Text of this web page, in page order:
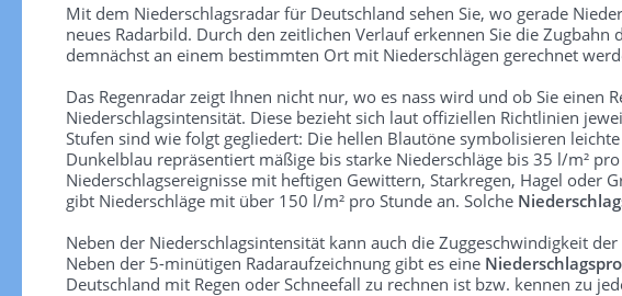
Mit dem Niederschlagsradar für Deutschland sehen Sie, wo gerade
neues Radarbild. Durch den zeitlichen Verlauf erkennen Sie die
demnächst an einem bestimmten Ort mit Niederschlägen gerechnet
Das Regenradar zeigt Ihnen nicht nur, wo es nass wird und ob Sie
Niederschlagsintensität. Diese bezieht sich laut offiziellen Richtlinien
Stufen sind wie folgt gegliedert: Die hellen Blautöne symbolisieren
Dunkelblau repräsentiert mäßige bis starke Niederschläge bis 35 l/m²
Niederschlagsereignisse mit heftigen Gewittern, Starkregen, Hagel oder
gibt Niederschläge mit über 150 l/m² pro Stunde an. Solche
Neben der Niederschlagsintensität kann auch die Zuggeschwindigkeit
Neben der 5-minütigen Radaraufzeichnung gibt es eine
Deutschland mit Regen oder Schneefall zu rechnen ist bzw. kennen zu